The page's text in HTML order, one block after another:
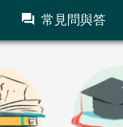
常見問與答